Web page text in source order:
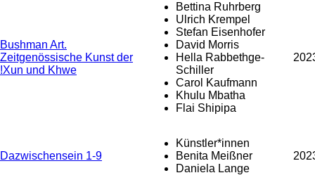
Bushman Art.
Zeitgenössische Kunst der
!Xun und Khwe
Bettina Ruhrberg
Ulrich Krempel
Stefan Eisenhofer
David Morris
Hella Rabbethge-
Schiller
Carol Kaufmann
Khulu Mbatha
Flai Shipipa
Dazwischensein 1-9
Künstler*innen
Benita Meißner
Daniela Lange